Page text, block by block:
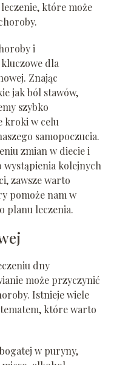
które może
i
dla
Znając
jak ból stawów,
szybko
kroki w celu
samopoczucia.
zmian w diecie i
wystąpienia kolejnych
zawsze warto
pomoże nam w
planu leczenia.
dny
może przyczynić
Istnieje wiele
które warto
w puryny,